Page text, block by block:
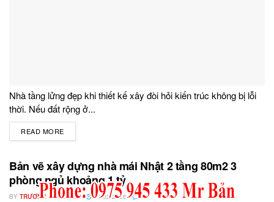
Nhà tầng lửng đẹp khi thiết kế xây đòi hỏi kiến trúc không bị lỗi
thời. Nếu đất rộng ở...
READ MORE
Bản vẽ xây dựng nhà mái Nhật 2 tầng 80m2 3
phòng ngủ khoảng 1 tỷ
BY TRƯƠNG KHẮC BẢN 03/02/2026 0